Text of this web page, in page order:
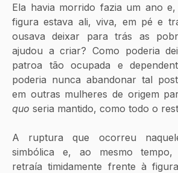
Ela havia morrido fazia um ano e,
figura estava ali, viva, em pé e
ousava deixar para trás as
ajudou a criar? Como poderia
patroa tão ocupada e
poderia nunca abandonar tal
em outras mulheres de origem
quo seria mantido, como todo o
A ruptura que ocorreu
simbólica e, ao mesmo tempo,
retraía timidamente frente à